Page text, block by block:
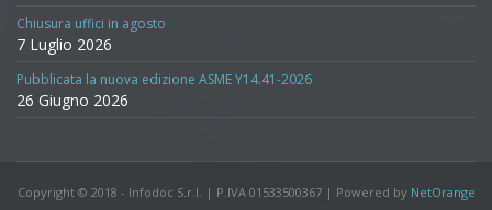
Chiusura uffici in agosto
7 Luglio 2026
Pubblicata la nuova edizione ASME Y14.41-2026
26 Giugno 2026
Copyright © 2018 - Infodoc S.r.l. | P.IVA 01533500367 | Powered by NetOrange